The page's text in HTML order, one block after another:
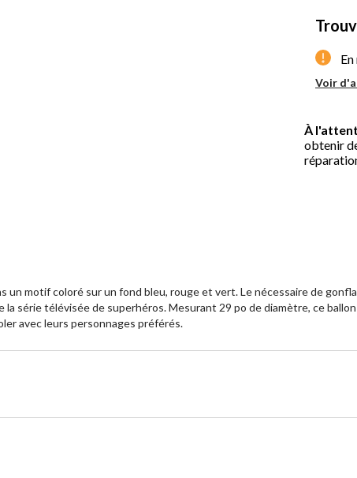
Voir
À
obtenir
motif coloré sur un fond bleu, rouge et vert. Le nécessaire de
série télévisée de superhéros. Mesurant 29 po de diamètre, ce
avec leurs personnages préférés.